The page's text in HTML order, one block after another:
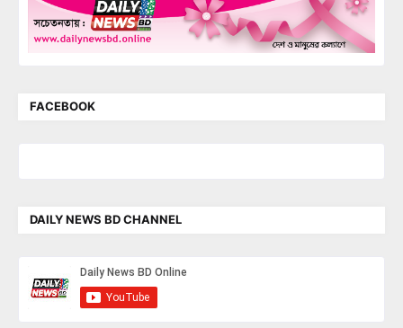
FACEBOOK
DAILY NEWS BD CHANNEL